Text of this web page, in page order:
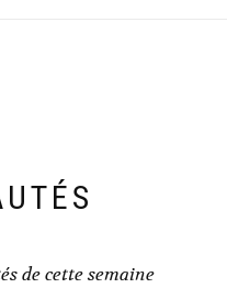
de cette semaine